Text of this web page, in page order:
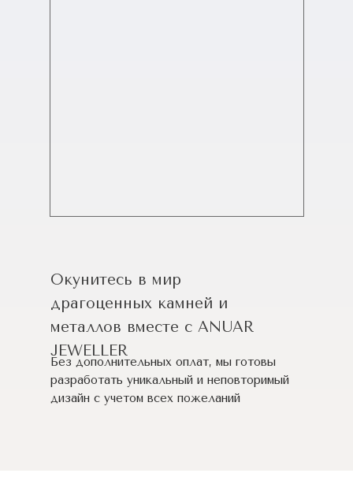
Окунитесь в мир
драгоценных камней и
металлов вместе с ANUAR
JEWELLER
Без дополнительных оплат, мы готовы
разработать уникальный и неповторимый
дизайн c учетом всех пожеланий